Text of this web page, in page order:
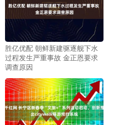
胜亿优配 朝鲜新建驱逐舰下水
过程发生严重事故 金正恩要求
调查原因